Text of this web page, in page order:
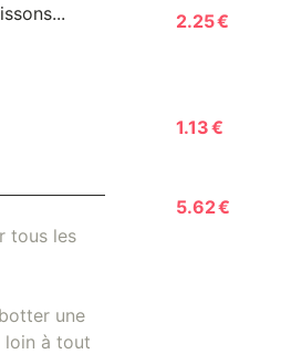
tous les
une
loin à tout
2.25 €
1.13 €
5.62 €